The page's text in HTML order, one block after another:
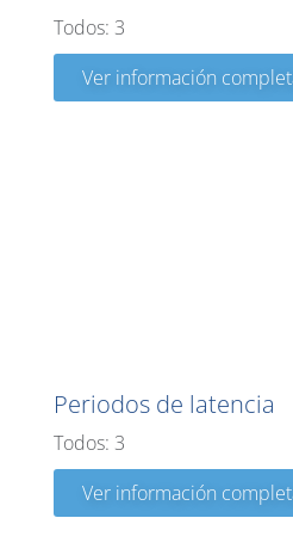
Todos: 3
Ver información
Periodos de latencia
Todos: 3
Ver información